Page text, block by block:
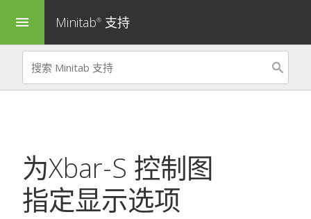
menu Minitab® 支持
为Xbar-S 控制图
指定显示选项